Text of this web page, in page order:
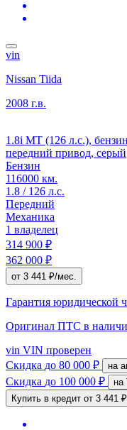
vin
Nissan Tiida
2008 г.в.
1.8i MT (126 л.с.),
передний привод, серый
Бензин
116000 км.
1.8 / 126 л.с.
Передний
Механика
1 владелец
314 900 ₽
362 000 ₽
от 3 441 ₽/мес.
Гарантия юридической
Оригинал ПТС в
vin VIN проверен
Скидка до 80 000 ₽
Скидка до 100 000 ₽
Купить в кредит от 3 441